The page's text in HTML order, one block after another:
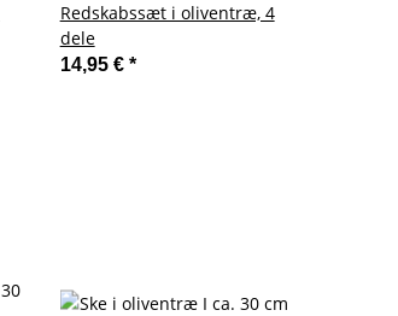
Redskabssæt i oliventræ, 4
dele
14,95 € *